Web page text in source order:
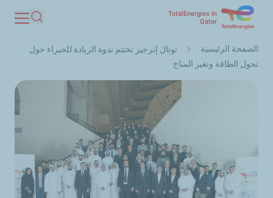
المحتوى
TotalEnergies in
Qatar
بحث
مسار
التنقل
الصفحة الرئيسية
توتال إنرجيز تختتم ندوة الريادة للخبراء حول
تحول الطاقة وتغير المناخ